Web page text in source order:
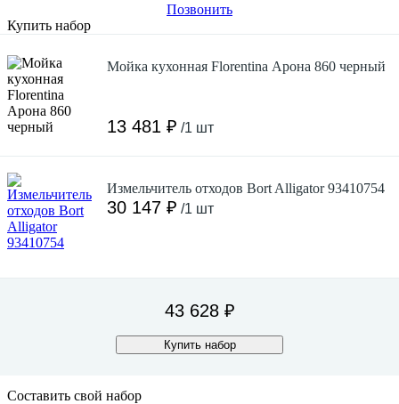
Позвонить
Купить набор
Мойка кухонная Florentina Арона 860 черный
13 481 ₽ /1 шт
Измельчитель отходов Bort Alligator 93410754
30 147 ₽ /1 шт
43 628 ₽
Купить набор
Составить свой набор